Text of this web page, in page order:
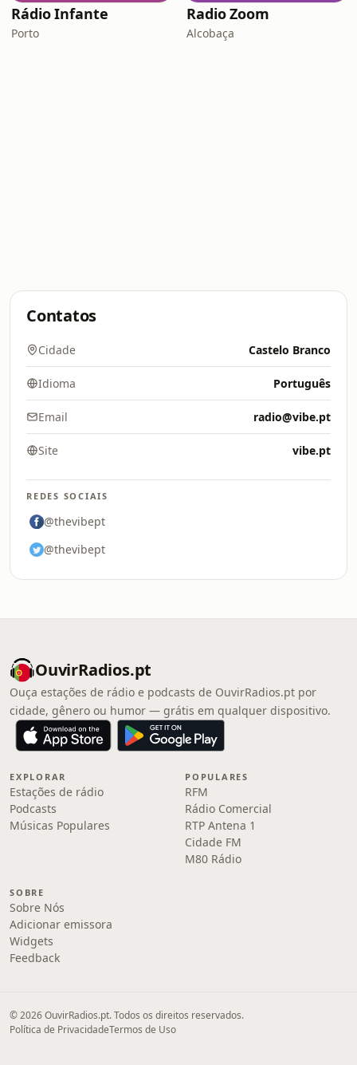
Rádio Infante
Porto
Radio Zoom
Alcobaça
Contatos
Cidade Castelo Branco
Idioma Português
Email radio@vibe.pt
Site vibe.pt
REDES SOCIAIS
@thevibept
@thevibept
OuvirRadios.pt
Ouça estações de rádio e podcasts de OuvirRadios.pt por
cidade, gênero ou humor — grátis em qualquer dispositivo.
EXPLORAR
Estações de rádio
Podcasts
Músicas Populares
POPULARES
RFM
Rádio Comercial
RTP Antena 1
Cidade FM
M80 Rádio
SOBRE
Sobre Nós
Adicionar emissora
Widgets
Feedback
© 2026 OuvirRadios.pt. Todos os direitos reservados.
Política de PrivacidadeTermos de Uso